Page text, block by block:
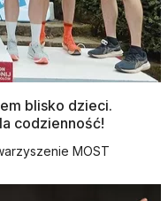
blisko dzieci.
codzienność!
MOST